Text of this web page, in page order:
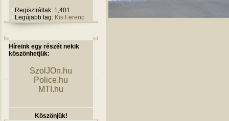
Regisztráltak: 1,401
Legújabb tag: Kis Ferenc
Híreink egy részét nekik
köszönhetjük:
SzolJOn.hu
Police.hu
MTI.hu
Köszönjük!